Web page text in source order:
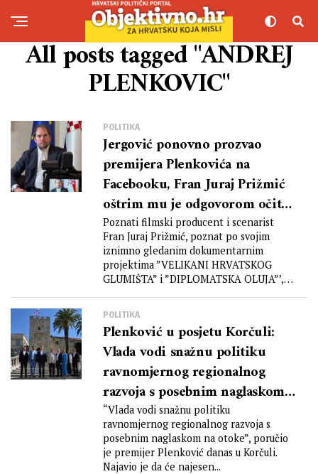
All posts tagged "ANDREJ
PLENKOVIC"
POLITIKA
Jergović ponovno prozvao
premijera Plenkovića na
Facebooku, Fran Juraj Prižmić
oštrim mu je odgovorom očitao
lekciju te dobio blok i brisanje
komentara
Poznati filmski producent i scenarist
Fran Juraj Prižmić, poznat po svojim
iznimno gledanim dokumentarnim
projektima ”VELIKANI HRVATSKOG
GLUMIŠTA” i ”DIPLOMATSKA OLUJA”’,
POLITIKA
Plenković u posjetu Korčuli:
Vlada vodi snažnu politiku
ravnomjernog regionalnog
razvoja s posebnim naglaskom
na otoke
“Vlada vodi snažnu politiku
ravnomjernog regionalnog razvoja s
posebnim naglaskom na otoke”, poručio
je premijer Plenković danas u Korčuli.
Najavio je da će najesen...